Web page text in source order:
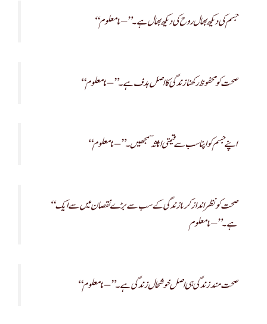
“جسم کی دیکھ بھال روح کی دیکھ بھال ہے۔” – نامعلوم
“صحت کو محفوظ رکھنا زندگی کا اصل ہدف ہے۔” – نامعلوم
“اپنے جسم کو اپنا سب سے قیمتی اثاثہ سمجھیں۔” – نامعلوم
“صحت کو نظر انداز کرنا زندگی کے سب سے بڑے نقصان میں سے ایک
ہے۔” – نامعلوم
“صحت مند زندگی ہی اصل خوشحال زندگی ہے۔” – نامعلوم